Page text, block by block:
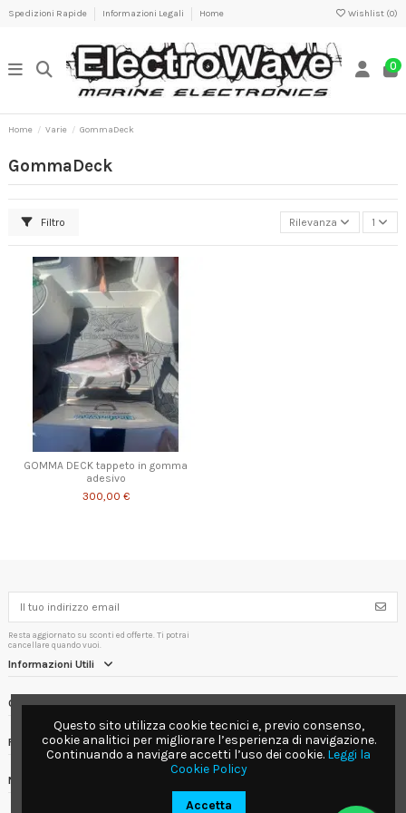
Spedizioni Rapide Informazioni Legali Home Wishlist (0)
0
Home Varie GommaDeck
GommaDeck
Filtro Rilevanza 1
GOMMA DECK tappeto in gomma
adesivo
300,00 €
Resta aggiornato su sconti ed offerte. Ti potrai
cancellare quando vuoi.
Informazioni Utili
Contact us
Follow us
Newsletter
Questo sito utilizza cookie tecnici e, previo consenso,
cookie analitici per migliorare l’esperienza di navigazione.
Continuando a navigare accetti l’uso dei cookie. Leggi la
Cookie Policy
Accetta